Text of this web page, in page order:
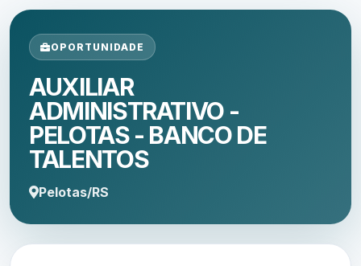
OPORTUNIDADE
AUXILIAR
ADMINISTRATIVO -
PELOTAS - BANCO DE
TALENTOS
Pelotas/RS